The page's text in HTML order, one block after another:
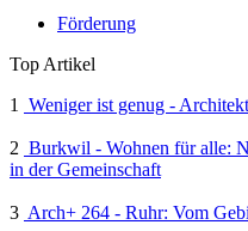
Förderung
Top Artikel
1
Weniger ist genug -
2 Burkwil - Wohnen für alle:
in der Gemeinschaft
3 Arch+ 264 - Ruhr: Vom